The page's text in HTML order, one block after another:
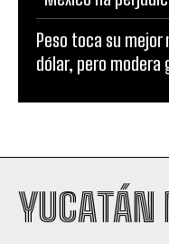
Peso toca su
dólar, pero modera
YUCATÁN